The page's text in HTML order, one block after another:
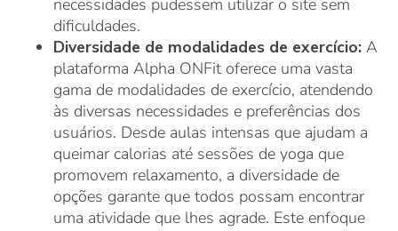
dificuldades.
Diversidade de modalidades de exercício: A
plataforma Alpha ONFit oferece uma vasta
gama de modalidades de exercício, atendendo
às diversas necessidades e preferências dos
usuários. Desde aulas intensas que ajudam a
queimar calorias até sessões de yoga que
promovem relaxamento, a diversidade de
opções garante que todos possam encontrar
uma atividade que lhes agrade. Este enfoque